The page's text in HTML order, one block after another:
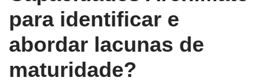
para identificar e
abordar lacunas de
maturidade?